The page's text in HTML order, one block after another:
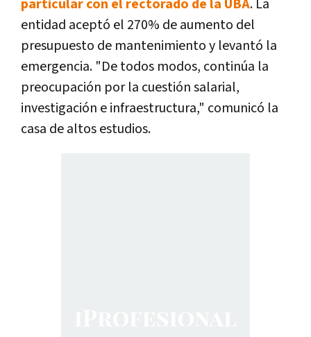
particular con el rectorado de la UBA. La
entidad aceptó el 270% de aumento del
presupuesto de mantenimiento y levantó la
emergencia. "De todos modos, continúa la
preocupación por la cuestión salarial,
investigación e infraestructura," comunicó la
casa de altos estudios.